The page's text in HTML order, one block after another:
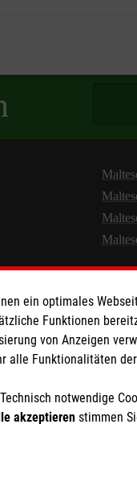
bei sich
ein optimales
Funktionen
von Anzeigen
alle Funktionalitäten
Technisch notwendige
akzeptieren stimmen